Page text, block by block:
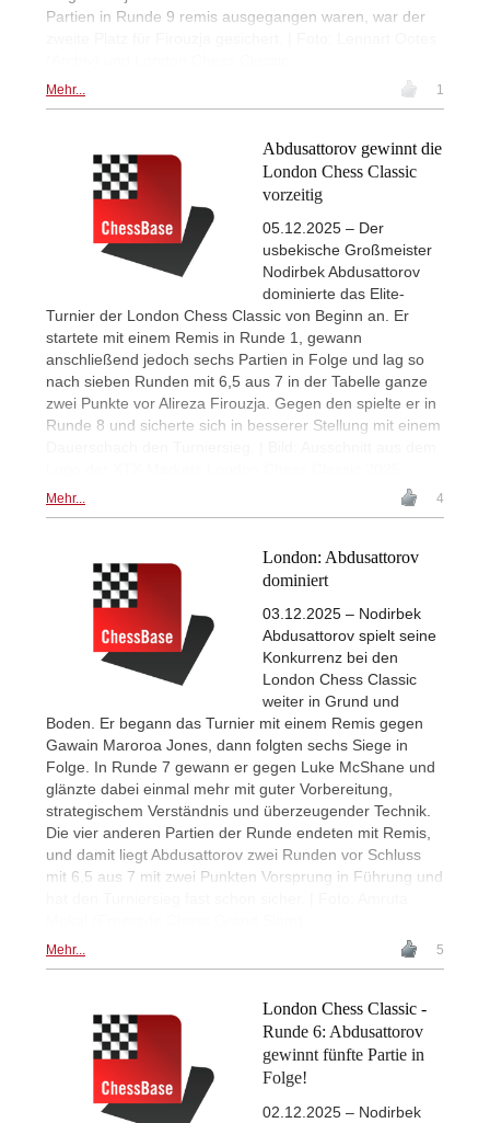
Partien in Runde 9 remis ausgegangen waren, war der
Mehr... 1
Abdusattorov gewinnt die
London Chess Classic
vorzeitig
05.12.2025 – Der
usbekische Großmeister
Nodirbek Abdusattorov
dominierte das Elite-
Turnier der London Chess Classic von Beginn an. Er
startete mit einem Remis in Runde 1, gewann
anschließend jedoch sechs Partien in Folge und lag so
nach sieben Runden mit 6,5 aus 7 in der Tabelle ganze
zwei Punkte vor Alireza Firouzja. Gegen den spielte er in
Runde 8 und sicherte sich in besserer Stellung mit einem
Mehr... 4
London: Abdusattorov
dominiert
03.12.2025 – Nodirbek
Abdusattorov spielt seine
Konkurrenz bei den
London Chess Classic
weiter in Grund und
Boden. Er begann das Turnier mit einem Remis gegen
Gawain Maroroa Jones, dann folgten sechs Siege in
Folge. In Runde 7 gewann er gegen Luke McShane und
glänzte dabei einmal mehr mit guter Vorbereitung,
strategischem Verständnis und überzeugender Technik.
Die vier anderen Partien der Runde endeten mit Remis,
und damit liegt Abdusattorov zwei Runden vor Schluss
mit 6,5 aus 7 mit zwei Punkten Vorsprung in Führung und
Mehr... 5
London Chess Classic -
Runde 6: Abdusattorov
gewinnt fünfte Partie in
Folge!
02.12.2025 – Nodirbek